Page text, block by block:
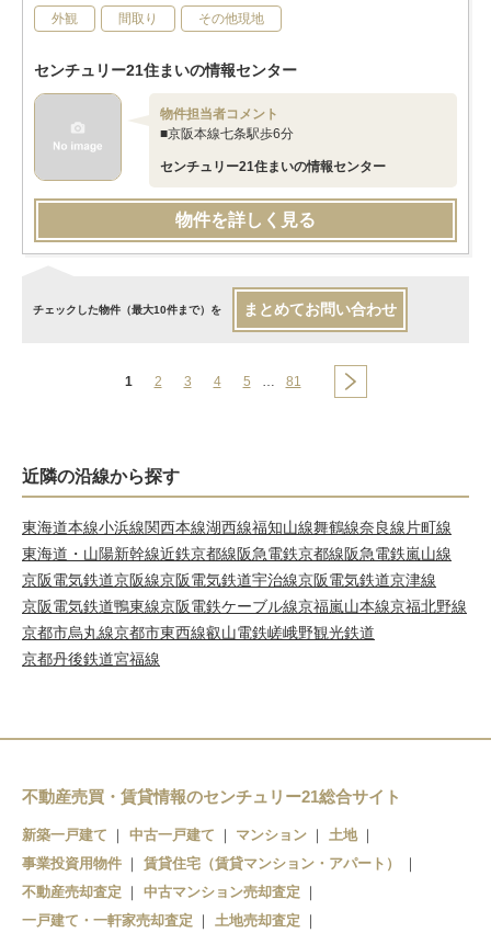
外観 間取り その他現地
センチュリー21住まいの情報センター
物件担当者コメント
■京阪本線七条駅歩6分
センチュリー21住まいの情報センター
物件を詳しく見る
チェックした物件（最大10件まで）を まとめてお問い合わせ
1 2 3 4 5 … 81
近隣の沿線から探す
東海道本線小浜線関西本線湖西線福知山線舞鶴線奈良線片町線
東海道・山陽新幹線近鉄京都線阪急電鉄京都線阪急電鉄嵐山線
京阪電気鉄道京阪線京阪電気鉄道宇治線京阪電気鉄道京津線
京阪電気鉄道鴨東線京阪電鉄ケーブル線京福嵐山本線京福北野線
京都市烏丸線京都市東西線叡山電鉄嵯峨野観光鉄道
京都丹後鉄道宮福線
不動産売買・賃貸情報のセンチュリー21総合サイト
新築一戸建て 中古一戸建て マンション
土地
事業投資用物件
賃貸住宅（賃貸マンション・アパート）
不動産売却査定
中古マンション売却査定
一戸建て・一軒家売却査定
土地売却査定